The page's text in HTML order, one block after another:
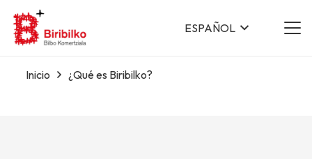
ESPAÑOL
Inicio ¿Qué es Biribilko?